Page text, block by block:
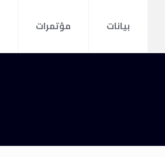
بيانات مؤتمرات